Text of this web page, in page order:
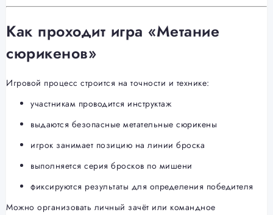
Как проходит игра «Метание
сюрикенов»
Игровой процесс строится на точности и технике:
участникам проводится инструктаж
выдаются безопасные метательные сюрикены
игрок занимает позицию на линии броска
выполняется серия бросков по мишени
фиксируются результаты для определения победителя
Можно организовать личный зачёт или командное